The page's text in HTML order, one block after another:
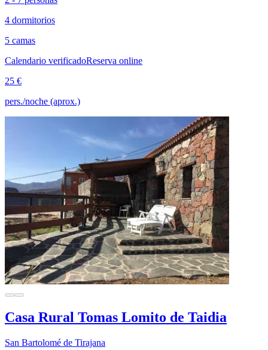
4 dormitorios
5 camas
Calendario verificadoReserva online
25 €
pers./noche (aprox.)
Casa Rural Tomas Lomito de Taidia
San Bartolomé de Tirajana